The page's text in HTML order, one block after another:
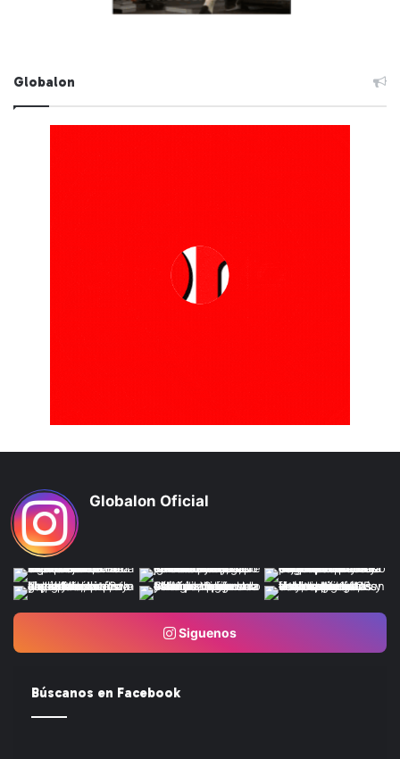
Globalon
Globalon Oficial
Siguenos
Búscanos en Facebook